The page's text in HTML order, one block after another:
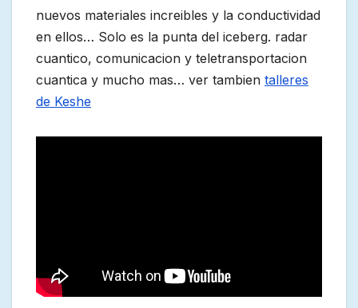
nuevos materiales increibles y la conductividad
en ellos… Solo es la punta del iceberg. radar
cuantico, comunicacion y teletransportacion
cuantica y mucho mas… ver tambien talleres
de Keshe